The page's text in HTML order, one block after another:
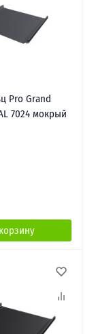
Pro Grand
7024 мокрый